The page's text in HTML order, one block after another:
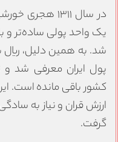
یک واحد پولی ساده‌تر و
شد. به همین دلیل، ریال
پول ایران معرفی شد و
کشور باقی مانده است.
ارزش قران و نیاز به
گرفت.